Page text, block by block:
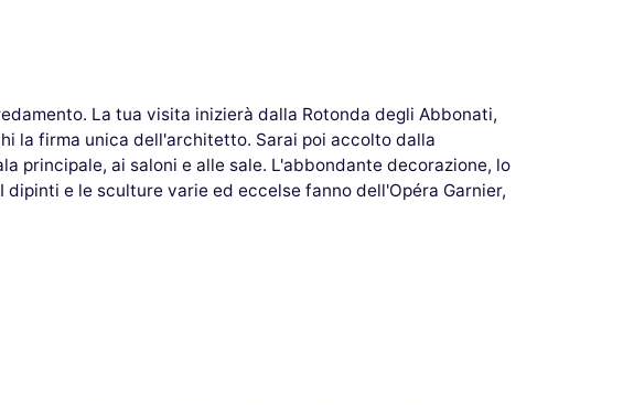
La tua visita inizierà dalla Rotonda degli Abbonati,
la firma unica dell'architetto. Sarai poi accolto dalla
principale, ai saloni e alle sale. L'abbondante decorazione, lo
e le sculture varie ed eccelse fanno dell'Opéra Garnier,